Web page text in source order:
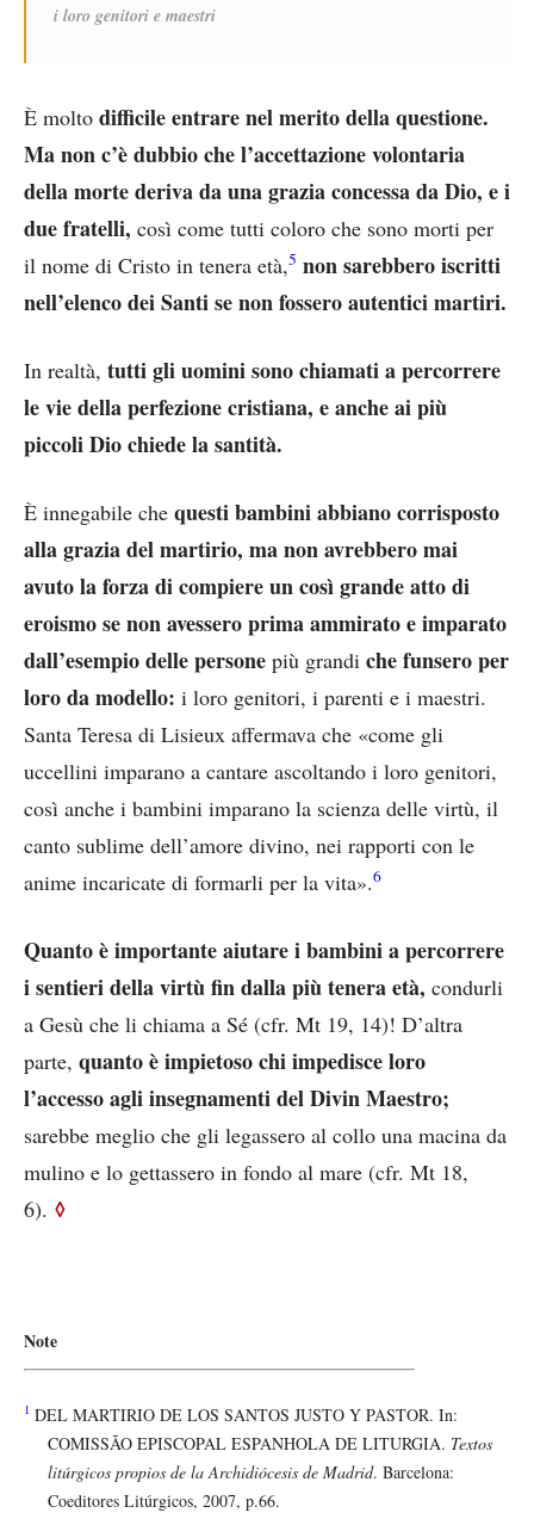
i loro genitori e maestri
È molto difficile entrare nel merito della questione.
Ma non c’è dubbio che l’accettazione volontaria
della morte deriva da una grazia concessa da Dio, e i
due fratelli, così come tutti coloro che sono morti per
il nome di Cristo in tenera età,5 non sarebbero iscritti
nell’elenco dei Santi se non fossero autentici martiri.
In realtà, tutti gli uomini sono chiamati a percorrere
le vie della perfezione cristiana, e anche ai più
piccoli Dio chiede la santità.
È innegabile che questi bambini abbiano corrisposto
alla grazia del martirio, ma non avrebbero mai
avuto la forza di compiere un così grande atto di
eroismo se non avessero prima ammirato e imparato
dall’esempio delle persone più grandi che funsero per
loro da modello: i loro genitori, i parenti e i maestri.
Santa Teresa di Lisieux affermava che «come gli
uccellini imparano a cantare ascoltando i loro genitori,
così anche i bambini imparano la scienza delle virtù, il
canto sublime dell’amore divino, nei rapporti con le
anime incaricate di formarli per la vita».6
Quanto è importante aiutare i bambini a percorrere
i sentieri della virtù fin dalla più tenera età, condurli
a Gesù che li chiama a Sé (cfr. Mt 19, 14)! D’altra
parte, quanto è impietoso chi impedisce loro
l’accesso agli insegnamenti del Divin Maestro;
sarebbe meglio che gli legassero al collo una macina da
mulino e lo gettassero in fondo al mare (cfr. Mt 18,
6). ◊
Note
1 DEL MARTIRIO DE LOS SANTOS JUSTO Y PASTOR. In:
COMISSÃO EPISCOPAL ESPANHOLA DE LITURGIA. Textos
litúrgicos propios de la Archidiócesis de Madrid. Barcelona:
Coeditores Litúrgicos, 2007, p.66.